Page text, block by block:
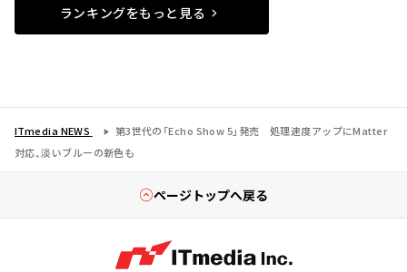
ランキングをもっと見る
ITmedia NEWS
第3世代の「Echo Show 5」発売 処理速度アップにMatter
対応、淡いブルーの新色も
ページトップへ戻る